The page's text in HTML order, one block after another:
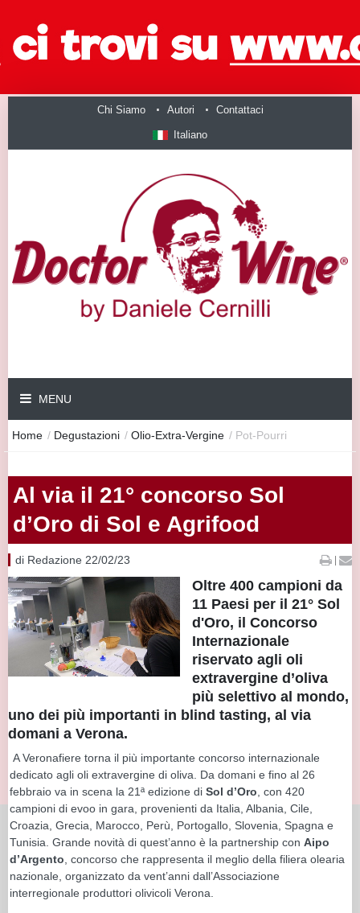
Chi Siamo Autori Contattaci
Italiano
MENU
Home / Degustazioni / Olio-Extra-Vergine / Pot-Pourri
Al via il 21° concorso Sol
d’Oro di Sol e Agrifood
di Redazione 22/02/23 |
Oltre 400 campioni da
11 Paesi per il 21° Sol
d'Oro, il Concorso
Internazionale
riservato agli oli
extravergine d’oliva
più selettivo al mondo,
uno dei più importanti in blind tasting, al via
domani a Verona.
A Veronafiere torna il più importante concorso internazionale
dedicato agli oli extravergine di oliva. Da domani e fino al 26
febbraio va in scena la 21ª edizione di Sol d’Oro , con 420
campioni di evoo in gara, provenienti da Italia, Albania, Cile,
Croazia, Grecia, Marocco, Perù, Portogallo, Slovenia, Spagna e
Tunisia. Grande novità di quest’anno è la partnership con Aipo
d’Argento , concorso che rappresenta il meglio della filiera olearia
nazionale, organizzato da vent’anni dall’Associazione
interregionale produttori olivicoli Verona.